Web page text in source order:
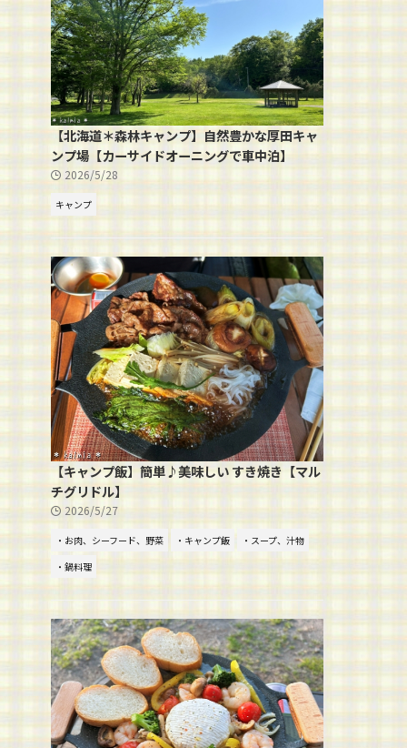
【北海道＊森林キャンプ】自然豊かな厚田キャ
ンプ場【カーサイドオーニングで車中泊】
2026/5/28
キャンプ
【キャンプ飯】簡単♪美味しい すき焼き【マル
チグリドル】
2026/5/27
・お肉、シーフード、野菜 ・キャンプ飯
・スープ、汁物
・鍋料理